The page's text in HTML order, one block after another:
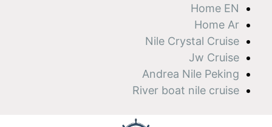
انتقل
المحتوى
Home EN
Home Ar
Nile Crystal Cruise
Jw Cruise
Andrea Nile Peking
River boat nile cruise